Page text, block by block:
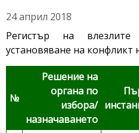
24 април 2018
Регистър на
установяване на
№
Решение на
органа по
избора/
назначаването